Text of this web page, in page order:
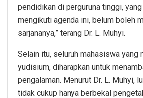
pendidikan di perguruna tinggi,
mengikuti agenda ini, belum boleh
sarjananya,” terang Dr. L. Muhyi.
Selain itu, seluruh mahasiswa yang
yudisium, diharapkan untuk
pengalaman. Menurut Dr. L. Muhyi,
tidak cukup hanya berbekal